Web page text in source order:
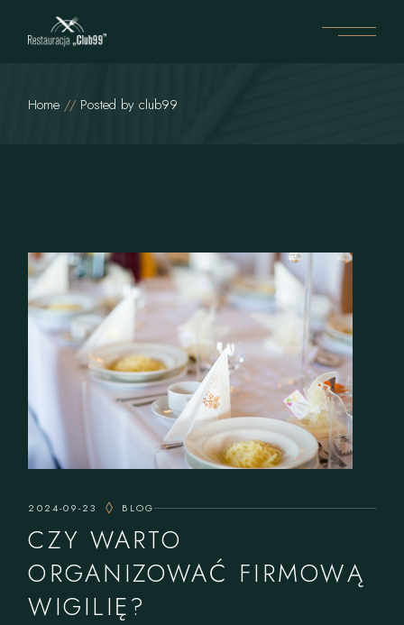
Home Posted by club99
2024-09-23 BLOG
CZY WARTO
ORGANIZOWAĆ FIRMOWĄ
WIGILIĘ?